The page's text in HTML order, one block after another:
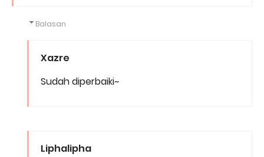
Balasan
Xazre
Sudah diperbaiki~
Liphalipha